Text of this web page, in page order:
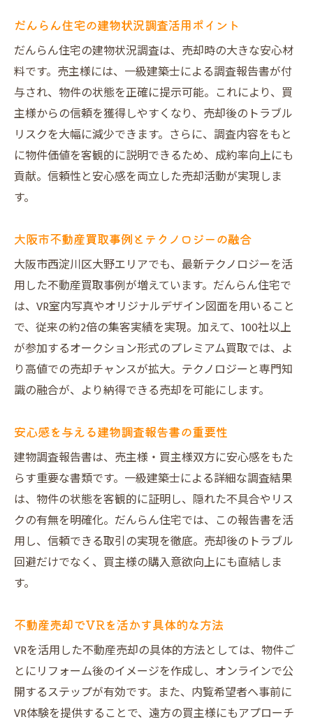
だんらん住宅の建物状況調査活用ポイント
だんらん住宅の建物状況調査は、売却時の大きな安心材
料です。売主様には、一級建築士による調査報告書が付
与され、物件の状態を正確に提示可能。これにより、買
主様からの信頼を獲得しやすくなり、売却後のトラブル
リスクを大幅に減少できます。さらに、調査内容をもと
に物件価値を客観的に説明できるため、成約率向上にも
貢献。信頼性と安心感を両立した売却活動が実現しま
す。
大阪市不動産買取事例とテクノロジーの融合
大阪市西淀川区大野エリアでも、最新テクノロジーを活
用した不動産買取事例が増えています。だんらん住宅で
は、VR室内写真やオリジナルデザイン図面を用いること
で、従来の約2倍の集客実績を実現。加えて、100社以上
が参加するオークション形式のプレミアム買取では、よ
り高値での売却チャンスが拡大。テクノロジーと専門知
識の融合が、より納得できる売却を可能にします。
安心感を与える建物調査報告書の重要性
建物調査報告書は、売主様・買主様双方に安心感をもた
らす重要な書類です。一級建築士による詳細な調査結果
は、物件の状態を客観的に証明し、隠れた不具合やリス
クの有無を明確化。だんらん住宅では、この報告書を活
用し、信頼できる取引の実現を徹底。売却後のトラブル
回避だけでなく、買主様の購入意欲向上にも直結しま
す。
不動産売却でVRを活かす具体的な方法
VRを活用した不動産売却の具体的方法としては、物件ご
とにリフォーム後のイメージを作成し、オンラインで公
開するステップが有効です。また、内覧希望者へ事前に
VR体験を提供することで、遠方の買主様にもアプローチ